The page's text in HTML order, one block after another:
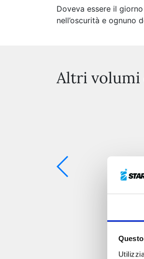
Doveva essere il
nell’oscurità e
Altri volumi